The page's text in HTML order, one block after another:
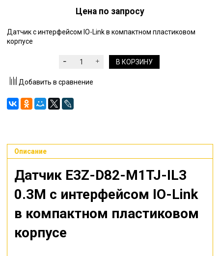
Цена по запросу
Датчик с интерфейсом IO-Link в компактном пластиковом
корпусе
В КОРЗИНУ
Добавить в сравнение
Описание
Датчик E3Z-D82-M1TJ-IL3
0.3M с интерфейсом IO-Link
в компактном пластиковом
корпусе